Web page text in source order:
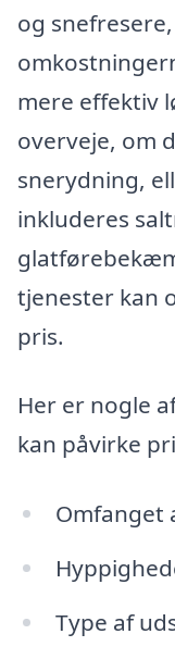
og
mere effektiv
overveje, om
snerydning,
inkluderes
tjenester kan
pris.
Her er nogle
kan påvirke
Omfanget
Type af